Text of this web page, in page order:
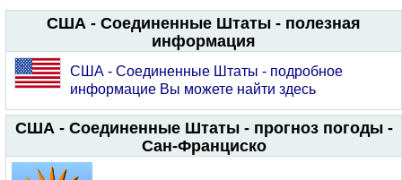
США - Соединенные Штаты - полезная
информация
США - Соединенные Штаты - подробное
информацие Вы можете найти здесь
США - Соединенные Штаты - прогноз погоды -
Сан-Франциско